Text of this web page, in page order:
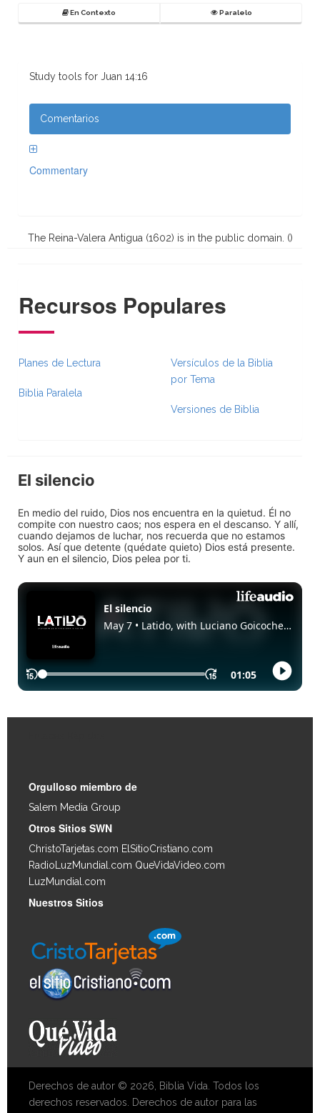
En Contexto Paralelo
Study tools for Juan 14:16
Comentarios
Commentary
The Reina-Valera Antigua (1602) is in the public domain. ()
Recursos Populares
Planes de Lectura
Biblia Paralela
Versículos de la Biblia
por Tema
Versiones de Biblia
El silencio
En medio del ruido, Dios nos encuentra en la quietud. Él no
compite con nuestro caos; nos espera en el descanso. Y allí,
cuando dejamos de luchar, nos recuerda que no estamos
solos. Así que detente (quédate quieto) Dios está presente.
Y aun en el silencio, Dios pelea por ti.
Orgulloso miembro de
Salem Media Group
Otros Sitios SWN
ChristoTarjetas.com ElSitioCristiano.com
RadioLuzMundial.com QueVidaVideo.com
LuzMundial.com
Nuestros Sitios
Derechos de autor © 2026, Biblia Vida. Todos los
derechos reservados. Derechos de autor para las